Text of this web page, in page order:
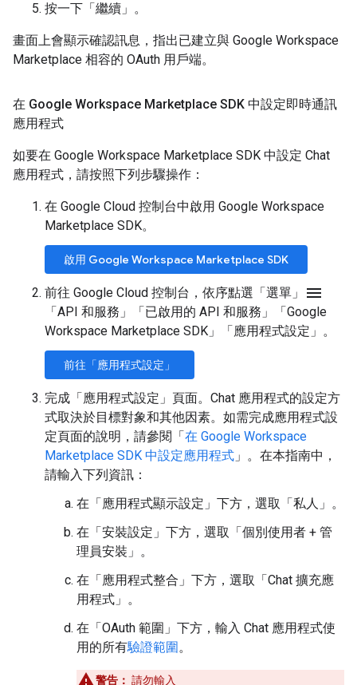
按一下「繼續」 。
畫面上會顯示確認訊息，指出已建立與 Google Workspace
Marketplace 相容的 OAuth 用戶端。
在 Google Workspace Marketplace SDK 中設定即時通訊
應用程式
如要在 Google Workspace Marketplace SDK 中設定 Chat
應用程式，請按照下列步驟操作：
在 Google Cloud 控制台中啟用 Google Workspace
Marketplace SDK。
啟用 Google Workspace Marketplace SDK
前往 Google Cloud 控制台，依序點選「選單」 menu
「API 和服務」 「已啟用的 API 和服務」
「Google
Workspace Marketplace SDK」
「應用程式設定」 。
前往「應用程式設定」
完成「應用程式設定」頁面。Chat 應用程式的設定方
式取決於目標對象和其他因素。如需完成應用程式設
定頁面的說明，請參閱「在 Google Workspace
Marketplace SDK 中設定應用程式 」。在本指南中，
請輸入下列資訊：
在「應用程式顯示設定」 下方，選取「私人」 。
在「安裝設定」 下方，選取「個別使用者 + 管
理員安裝」 。
在「應用程式整合」 下方，選取「Chat 擴充應
用程式」 。
在「OAuth 範圍」 下方，輸入 Chat 應用程式使
用的所有驗證範圍。
警告： 請勿輸入